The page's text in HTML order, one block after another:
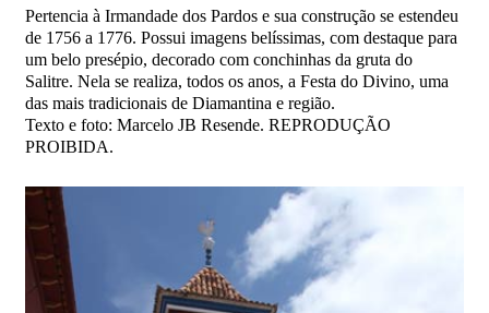
Pertencia à Irmandade dos Pardos e sua construção se estendeu
de 1756 a 1776. Possui imagens belíssimas, com destaque para
um belo presépio, decorado com conchinhas da gruta do
Salitre. Nela se realiza, todos os anos, a Festa do Divino, uma
das mais tradicionais de Diamantina e região.
Texto e foto: Marcelo JB Resende. REPRODUÇÃO
PROIBIDA.